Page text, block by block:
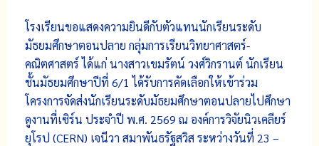
โรงเรียนขอแสดงความยินดีกับตัวแทนนักเรียนระดับ
มัธยมศึกษาตอนปลาย กลุ่มการเรียนวิทยาศาสตร์-
คณิตศาสตร์ ได้แก่ นางสาวเขมรัตน์ วงศ์วิกรานต์ นักเรียน
ชั้นมัธยมศึกษาปีที่ 6/1 ได้รับการคัดเลือกให้เข้าร่วม
โครงการจัดส่งนักเรียนระดับมัธยมศึกษาตอนปลายไปศึกษา
ดูงานที่เซิร์น ประจำปี พ.ศ. 2569 ณ องค์การวิจัยนิวเคลียร์
ยุโรป (CERN) เจนีวา สมาพันธรัฐสวิส ระหว่างวันที่ 23 –